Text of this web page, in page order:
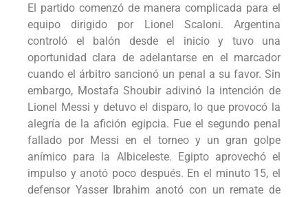
El partido comenzó de manera complicada para el
equipo dirigido por Lionel Scaloni. Argentina
controló el balón desde el inicio y tuvo una
oportunidad clara de adelantarse en el marcador
cuando el árbitro sancionó un penal a su favor. Sin
embargo, Mostafa Shoubir adivinó la intención de
Lionel Messi y detuvo el disparo, lo que provocó la
alegría de la afición egipcia. Fue el segundo penal
fallado por Messi en el torneo y un gran golpe
anímico para la Albiceleste. Egipto aprovechó el
impulso y anotó poco después. En el minuto 15, el
defensor Yasser Ibrahim anotó con un remate de